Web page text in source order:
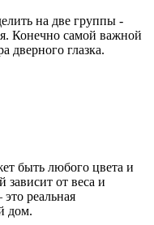
на две группы -
Конечно самой важной
дверного глазка.
быть любого цвета и
зависит от веса и
реальная
дом.